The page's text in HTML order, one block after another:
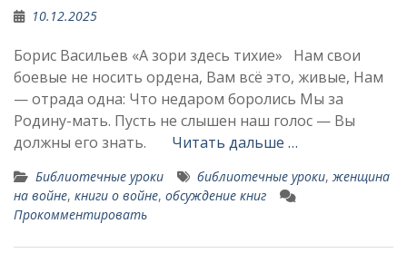
10.12.2025
Борис Васильев «А зори здесь тихие» Нам свои
боевые не носить ордена, Вам всё это, живые, Нам
— отрада одна: Что недаром боролись Мы за
Родину-мать. Пусть не слышен наш голос — Вы
должны его знать. Читать дальше …
Библиотечные уроки библиотечные уроки,женщина
на войне, книги о войне, обсуждение книг
Прокомментировать